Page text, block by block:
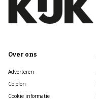
Over ons
Adverteren
Colofon
Cookie informatie